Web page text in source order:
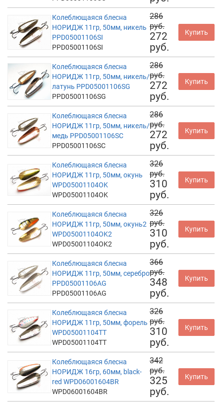
Колеблющаяся блесна
НОРИДЖ 11гр, 50мм, никель
PPD05001106SI
PPD05001106SI
286
руб.
272
руб.
Купить
Колеблющаяся блесна
НОРИДЖ 11гр, 50мм, никель/
латунь PPD05001106SG
PPD05001106SG
286
руб.
272
руб.
Купить
Колеблющаяся блесна
НОРИДЖ 11гр, 50мм, никель/
медь PPD05001106SC
PPD05001106SC
286
руб.
272
руб.
Купить
Колеблющаяся блесна
НОРИДЖ 11гр, 50мм, окунь
WPD05001104OK
WPD05001104OK
326
руб.
310
руб.
Купить
Колеблющаяся блесна
НОРИДЖ 11гр, 50мм, окунь2
WPD05001104OK2
WPD05001104OK2
326
руб.
310
руб.
Купить
Колеблющаяся блесна
НОРИДЖ 11гр, 50мм, серебро
PPD05001106AG
PPD05001106AG
366
руб.
348
руб.
Купить
Колеблющаяся блесна
НОРИДЖ 11гр, 50мм, форель
WPD05001104TT
WPD05001104TT
326
руб.
310
руб.
Купить
Колеблющаяся блесна
НОРИДЖ 16гр, 60мм, black-
red WPD06001604BR
WPD06001604BR
342
руб.
325
руб.
Купить